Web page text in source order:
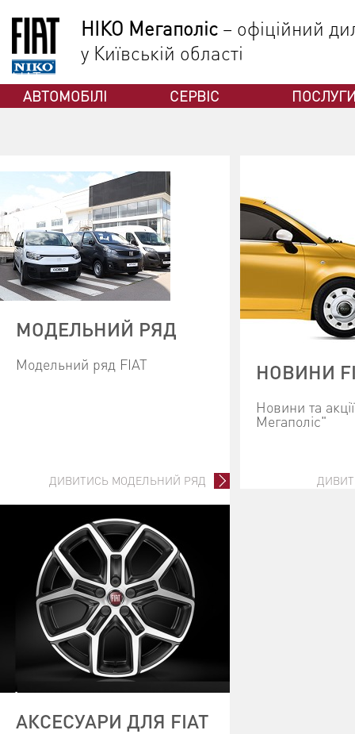
НІКО Мегаполіс – офіційний
у Київській області
АВТОМОБІЛІ СЕРВІС
ФІАТ
МОДЕЛЬНИЙ РЯД
Модельний ряд FIAT
ДИВИТИСЬ МОДЕЛЬНИЙ РЯД
НОВИНИ
Новини та
Мегаполіс"
АКСЕСУАРИ ДЛЯ FIAT